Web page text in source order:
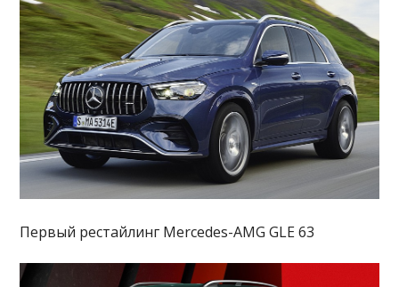
Первый рестайлинг Mercedes-AMG GLE 63